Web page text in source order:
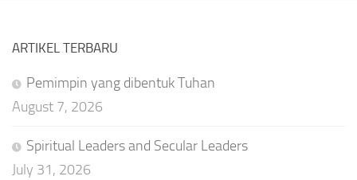
ARTIKEL TERBARU
Pemimpin yang dibentuk Tuhan
August 7, 2026
Spiritual Leaders and Secular Leaders
July 31, 2026